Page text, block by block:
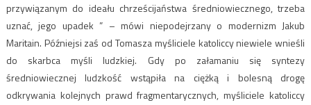
przywiązanym do ideału chrześcijaństwa średniowiecznego, trzeba
uznać, jego upadek ” – mówi niepodejrzany o modernizm Jakub
Maritain. Późniejsi zaś od Tomasza myśliciele katoliccy niewiele wnieśli
do skarbca myśli ludzkiej. Gdy po załamaniu się syntezy
średniowiecznej ludzkość wstąpiła na ciężką i bolesną drogę
odkrywania kolejnych prawd fragmentarycznych, myśliciele katoliccy